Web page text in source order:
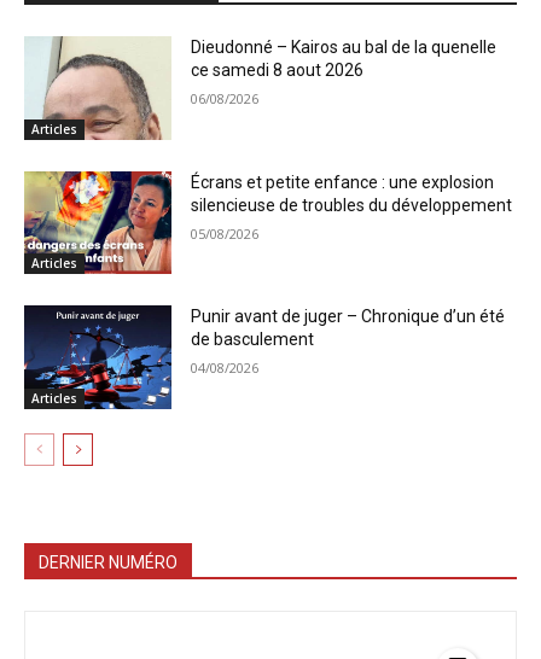
Articles
Dieudonné – Kairos au bal de la quenelle
ce samedi 8 aout 2026
06/08/2026
Articles
Écrans et petite enfance : une explosion
silencieuse de troubles du développement
05/08/2026
Articles
Punir avant de juger – Chronique d’un été
de basculement
04/08/2026
DERNIER NUMÉRO